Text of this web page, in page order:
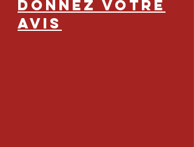
Donnez Votre
Avis